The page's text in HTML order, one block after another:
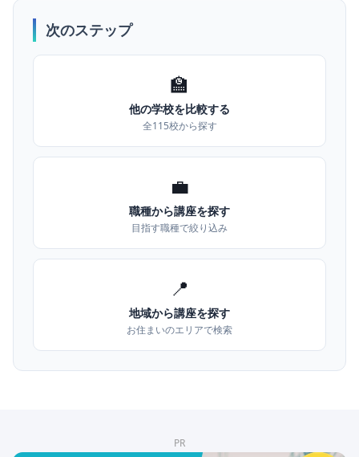
次のステップ
🏫
他の学校を比較する
全115校から探す
💼
職種から講座を探す
目指す職種で絞り込み
📍
地域から講座を探す
お住まいのエリアで検索
PR